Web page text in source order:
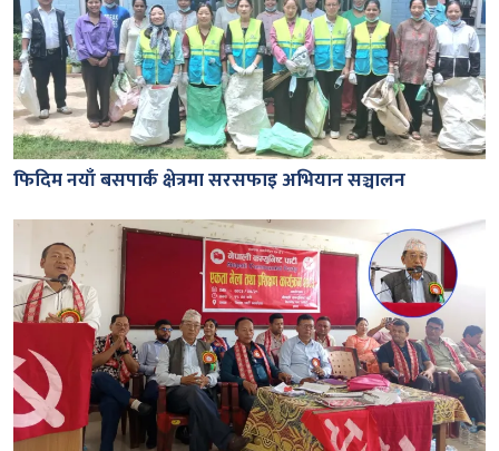
फिदिम नयाँ बसपार्क क्षेत्रमा सरसफाइ अभियान सञ्चालन